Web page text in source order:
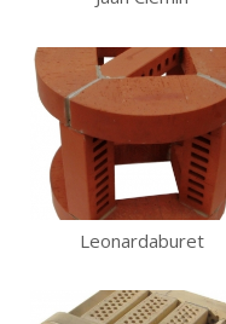
Leonardaburet